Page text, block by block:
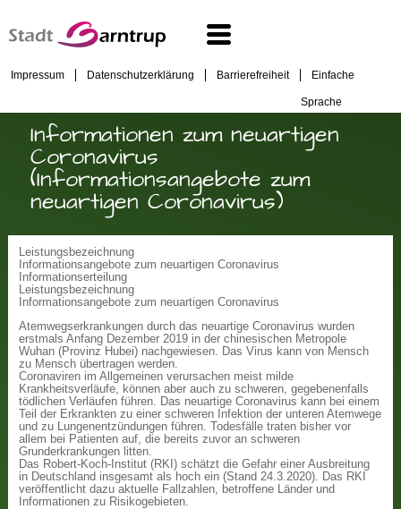
Impressum Datenschutzerklärung Barrierefreiheit Einfache
Sprache
Informationen zum neuartigen
Coronavirus
(Informationsangebote zum
neuartigen Coronavirus)
Leistungsbezeichnung
Informationsangebote zum neuartigen Coronavirus
Informationserteilung
Leistungsbezeichnung
Informationsangebote zum neuartigen Coronavirus
Atemwegserkrankungen durch das neuartige Coronavirus wurden
erstmals Anfang Dezember 2019 in der chinesischen Metropole
Wuhan (Provinz Hubei) nachgewiesen. Das Virus kann von Mensch
zu Mensch übertragen werden.
Coronaviren im Allgemeinen verursachen meist milde
Krankheitsverläufe, können aber auch zu schweren, gegebenenfalls
tödlichen Verläufen führen. Das neuartige Coronavirus kann bei einem
Teil der Erkrankten zu einer schweren Infektion der unteren Atemwege
und zu Lungenentzündungen führen. Todesfälle traten bisher vor
allem bei Patienten auf, die bereits zuvor an schweren
Grunderkrankungen litten.
Das Robert-Koch-Institut (RKI) schätzt die Gefahr einer Ausbreitung
in Deutschland insgesamt als hoch ein (Stand 24.3.2020). Das RKI
veröffentlicht dazu aktuelle Fallzahlen, betroffene Länder und
Informationen zu Risikogebieten.